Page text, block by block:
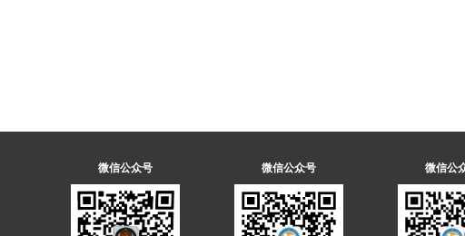
微信公众号 微信公众号 微信公